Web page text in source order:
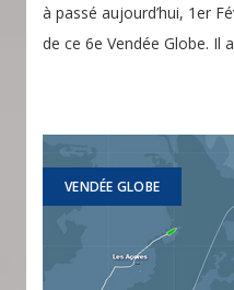
à passé aujourd’hui, 1er
de ce 6e Vendée Globe. Il
VENDÉE GLOBE